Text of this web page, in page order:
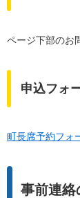
ページ下部のお
申込フォ
町長席予約フォ
事前連絡